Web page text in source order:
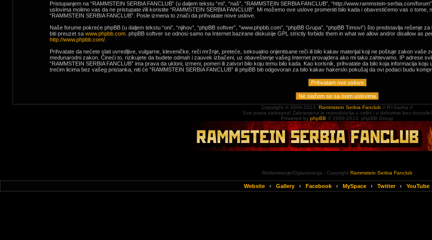
Pristupanjem na “RAMMSTEIN SERBIA FANCLUB” (u daljem tekstu “mi”, “naš”, “RAMMSTEIN SERBIA FANCLUB”, “http://www.rammstein-serbia.com/
uslovima molimo vas da ne pristupate i/ili koristite “RAMMSTEIN SERBIA FANCLUB”. Mi možemo ove uslove promeniti bilo kada i obavestićemo vas o
“RAMMSTEIN SERBIA FANCLUB”. Posle izmena to znači da prihvatate nove uslove.
Naše forume pokreće phpBB (u daljem tekstu “oni”, “njihov”, “phpBB softver”, “www.phpbb.com”, “phpBB Grupa”, “phpBB Timovi”) što predstavlja rešenje za
biti preuzet sa www.phpbb.com. phpBB softver se odnosi samo na Internet bazirane diskusije GPL strictly forbids them in what we allow and/or disallow as
http://www.phpbb.com/.
Prihvatate da nećete slati uvredljive, vulgarne, kleveničke, reči mržnje, preteće, seksualno orijentisane reči ili bilo kakav materijal koji ne poštuje zakon vaše
međunarodni zakon. Čineći to, rizikujete da budete odmah i zauvek izbačeni, uz obaveštenje vašeg Internet provajdera ako mi tako zahtevamo. IP adrese
“RAMMSTEIN SERBIA FANCLUB” ima prava da ukloni, izmeni, pomeri ili zatvori bilo koju temu bilo kada. Kao korisnik, prihvatate da bilo koja informacija
trećim licima bez vašeg pristanka, niti će “RAMMSTEIN SERBIA FANCLUB” ili phpBB biti odgovoran za bilo kakav hakerski pokušaj da ovi podaci budu
Copyright © 2009-2013. Rammstein Serbia Fanclub // R+Sasha //
Sva prava zadrzana! Zabranjena je reprodukcija u celini i u delovima bez dozvole!
Powered by phpBB © 2000-2013. phpBB Group
Reklamiranje/Oglasavanja - Copyright Rammstein Serbia Fanclub
Website ‹ Gallery ‹ Facebook ‹ MySpace ‹ Twitter ‹ YouTube